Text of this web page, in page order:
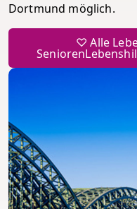
Dortmund möglich.
♡ Alle